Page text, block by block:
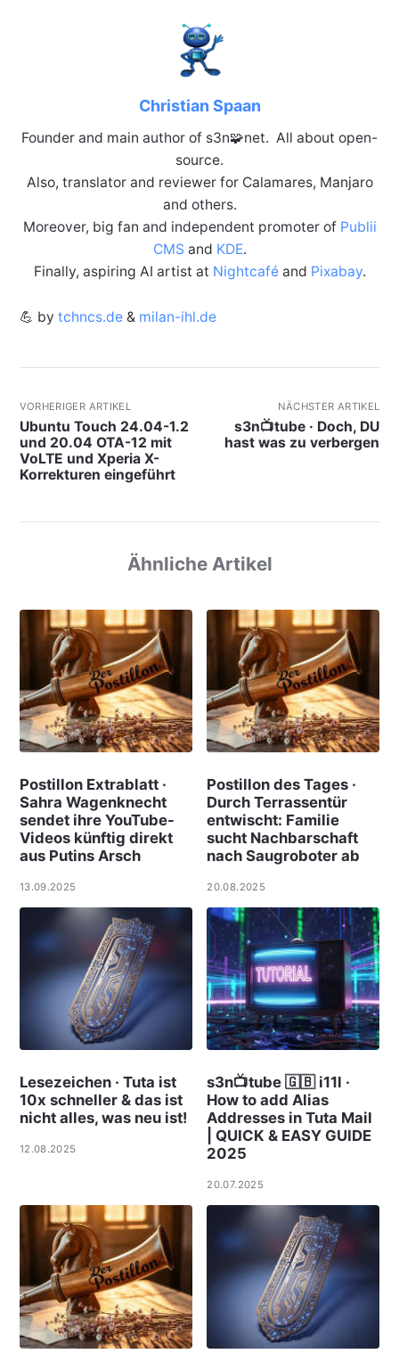
Christian Spaan
Founder and main author of s3n🧩net. All about open-
source.
Also, translator and reviewer for Calamares, Manjaro
and others.
Moreover, big fan and independent promoter of Publii
CMS and KDE.
Finally, aspiring AI artist at Nightcaféand Pixabay.
💪 by tchncs.de& milan-ihl.de
VORHERIGER ARTIKEL
Ubuntu Touch 24.04-1.2
und 20.04 OTA-12 mit
VoLTE und Xperia X-
Korrekturen eingeführt
NÄCHSTER ARTIKEL
s3n📺tube · Doch, DU
hast was zu verbergen
Ähnliche Artikel
Postillon Extrablatt ·
Sahra Wagenknecht
sendet ihre YouTube-
Videos künftig direkt
aus Putins Arsch
13.09.2025
Postillon des Tages ·
Durch Terrassentür
entwischt: Familie
sucht Nachbarschaft
nach Saugroboter ab
20.08.2025
Lesezeichen · Tuta ist
10x schneller & das ist
nicht alles, was neu ist!
12.08.2025
s3n📺tube 🇬🇧 i11l ·
How to add Alias
Addresses in Tuta Mail
| QUICK & EASY GUIDE
2025
20.07.2025